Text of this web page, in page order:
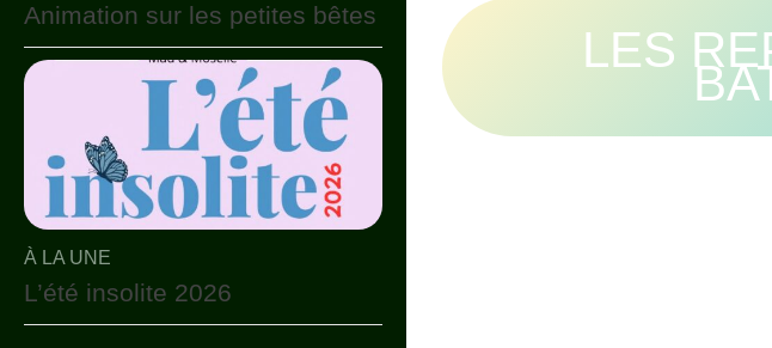
LES
Animation sur les petites bêtes
À LA UNE
L’été insolite 2026